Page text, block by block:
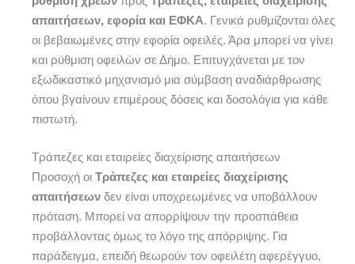
απαιτήσεων, εφορία και ΕΦΚΑ. Γενικά ρυθμίζονται όλες
οι βεβαιωμένες στην εφορία οφειλές. Άρα μπορεί να γίνει
και ρύθμιση οφειλών σε Δήμο. Επιτυγχάνεται με τον
εξωδικαστικό μηχανισμό μια σύμβαση αναδιάρθρωσης
όπου βγαίνουν επιμέρους δόσεις και δοσολόγια για κάθε
πιστωτή.
Τράπεζες και εταιρείες διαχείρισης απαιτήσεων
Προσοχή οι Τράπεζες και εταιρείες διαχείρισης
απαιτήσεων δεν είναι υποχρεωμένες να υποβάλλουν
πρόταση. Μπορεί να απορρίψουν την προσπάθεια
προβάλλοντας όμως το λόγο της απόρριψης. Για
παράδειγμα, επειδή θεωρούν τον οφειλέτη αφερέγγυο,